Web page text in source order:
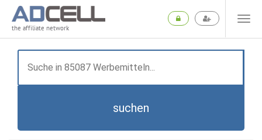
the affiliate network
suchen